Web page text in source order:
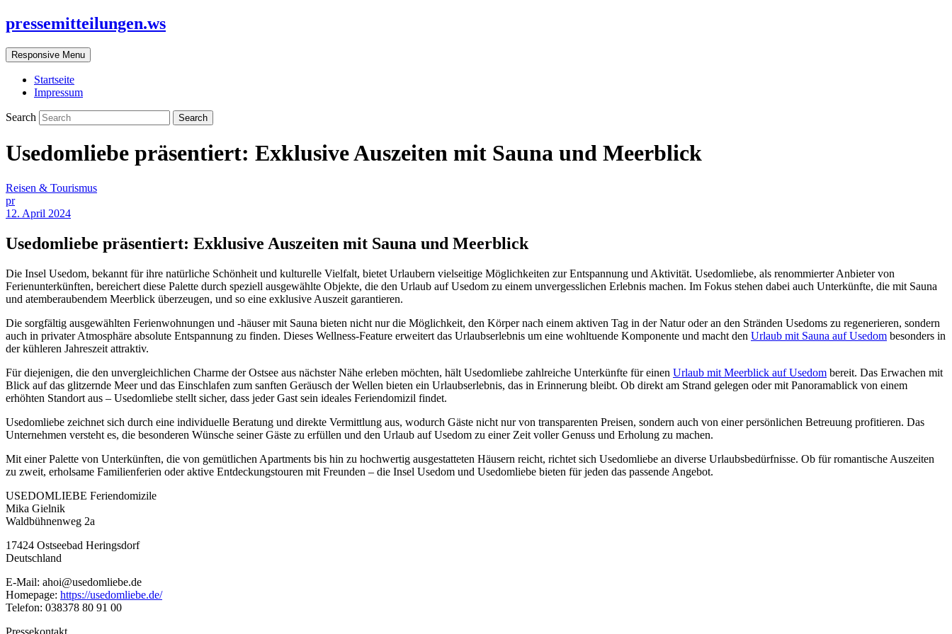
pressemitteilungen.ws
Responsive Menu
Startseite
Impressum
Search
Usedomliebe präsentiert: Exklusive Auszeiten mit Sauna und Meerblick
Reisen & Tourismus
pr
12. April 2024
Usedomliebe präsentiert: Exklusive Auszeiten mit Sauna und Meerblick
Die Insel Usedom, bekannt für ihre natürliche Schönheit und kulturelle Vielfalt, bietet Urlaubern vielseitige Möglichkeiten zur Entspannung und Aktivität. Usedomliebe, als renommierter Anbieter von
Ferienunterkünften, bereichert diese Palette durch speziell ausgewählte Objekte, die den Urlaub auf Usedom zu einem unvergesslichen Erlebnis machen. Im Fokus stehen dabei auch Unterkünfte, die mit Sauna
und atemberaubendem Meerblick überzeugen, und so eine exklusive Auszeit garantieren.
Die sorgfältig ausgewählten Ferienwohnungen und -häuser mit Sauna bieten nicht nur die Möglichkeit, den Körper nach einem aktiven Tag in der Natur oder an den Stränden Usedoms zu regenerieren, sondern
auch in privater Atmosphäre absolute Entspannung zu finden. Dieses Wellness-Feature erweitert das Urlaubserlebnis um eine wohltuende Komponente und macht den Urlaub mit Sauna auf Usedom besonders in
der kühleren Jahreszeit attraktiv.
Für diejenigen, die den unvergleichlichen Charme der Ostsee aus nächster Nähe erleben möchten, hält Usedomliebe zahlreiche Unterkünfte für einen Urlaub mit Meerblick auf Usedom bereit. Das Erwachen mit
Blick auf das glitzernde Meer und das Einschlafen zum sanften Geräusch der Wellen bieten ein Urlaubserlebnis, das in Erinnerung bleibt. Ob direkt am Strand gelegen oder mit Panoramablick von einem
erhöhten Standort aus – Usedomliebe stellt sicher, dass jeder Gast sein ideales Feriendomizil findet.
Usedomliebe zeichnet sich durch eine individuelle Beratung und direkte Vermittlung aus, wodurch Gäste nicht nur von transparenten Preisen, sondern auch von einer persönlichen Betreuung profitieren. Das
Unternehmen versteht es, die besonderen Wünsche seiner Gäste zu erfüllen und den Urlaub auf Usedom zu einer Zeit voller Genuss und Erholung zu machen.
Mit einer Palette von Unterkünften, die von gemütlichen Apartments bis hin zu hochwertig ausgestatteten Häusern reicht, richtet sich Usedomliebe an diverse Urlaubsbedürfnisse. Ob für romantische Auszeiten
zu zweit, erholsame Familienferien oder aktive Entdeckungstouren mit Freunden – die Insel Usedom und Usedomliebe bieten für jeden das passende Angebot.
USEDOMLIEBE Feriendomizile
Mika Gielnik
Waldbühnenweg 2a
17424 Ostseebad Heringsdorf
Deutschland
E-Mail: ahoi@usedomliebe.de
Homepage: https://usedomliebe.de/
Telefon: 038378 80 91 00
Pressekontakt